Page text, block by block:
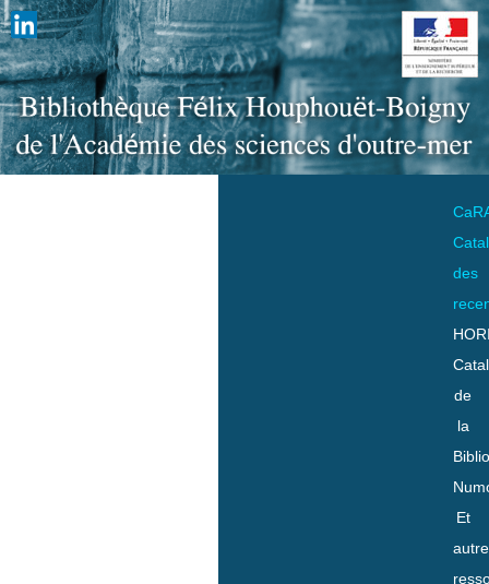
des
de
la
Et